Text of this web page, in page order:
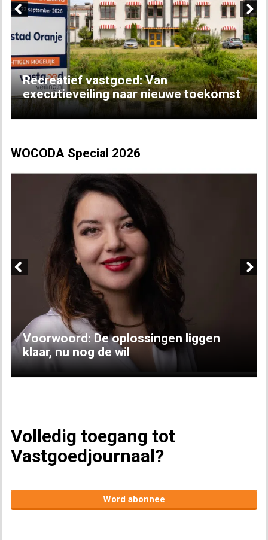
Recreatief vastgoed: Van
executieveiling naar nieuwe toekomst
Next
WOCODA Special 2026
Voorwoord: De oplossingen liggen
klaar, nu nog de wil
Volledig toegang tot
Vastgoedjournaal?
Word abonnee